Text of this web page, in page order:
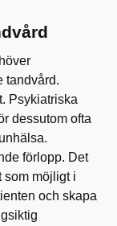
tandvård.
Psykiatriska
dessutom ofta
förlopp. Det
som möjligt i
och skapa